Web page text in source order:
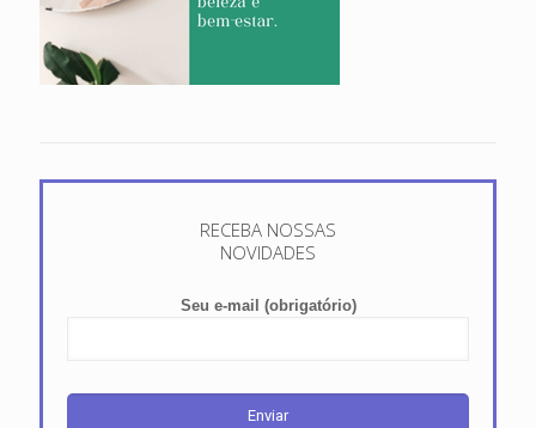
RECEBA NOSSAS
NOVIDADES
Seu e-mail (obrigatório)